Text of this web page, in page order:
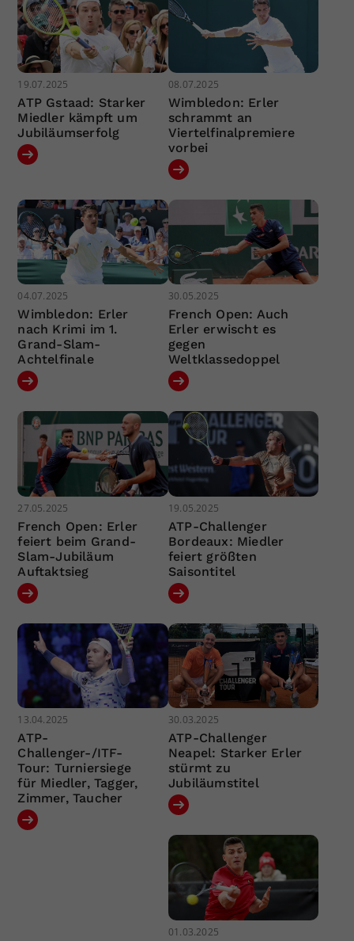
19.07.2025
ATP Gstaad: Starker
Miedler kämpft um
Jubiläumserfolg
08.07.2025
Wimbledon: Erler
schrammt an
Viertelfinalpremiere
vorbei
04.07.2025
Wimbledon: Erler
nach Krimi im 1.
Grand-Slam-
Achtelfinale
30.05.2025
French Open: Auch
Erler erwischt es
gegen
Weltklassedoppel
27.05.2025
French Open: Erler
feiert beim Grand-
Slam-Jubiläum
Auftaktsieg
19.05.2025
ATP-Challenger
Bordeaux: Miedler
feiert größten
Saisontitel
13.04.2025
ATP-
Challenger-/ITF-
Tour: Turniersiege
für Miedler, Tagger,
Zimmer, Taucher
30.03.2025
ATP-Challenger
Neapel: Starker Erler
stürmt zu
Jubiläumstitel
01.03.2025